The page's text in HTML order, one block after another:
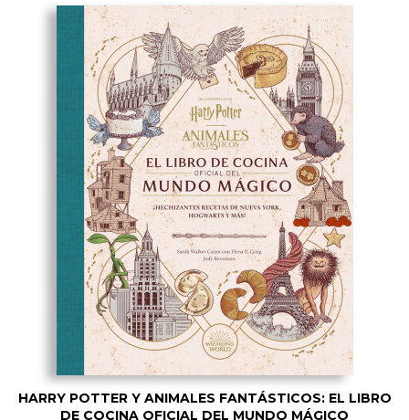
HARRY POTTER Y ANIMALES FANTÁSTICOS: EL LIBRO
DE COCINA OFICIAL DEL MUNDO MÁGICO